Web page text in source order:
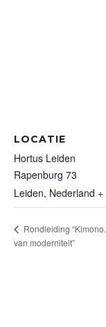
LOCATIE
Hortus Leiden
Rapenburg 73
Leiden, Nederland
Rondleiding
van moderniteit”